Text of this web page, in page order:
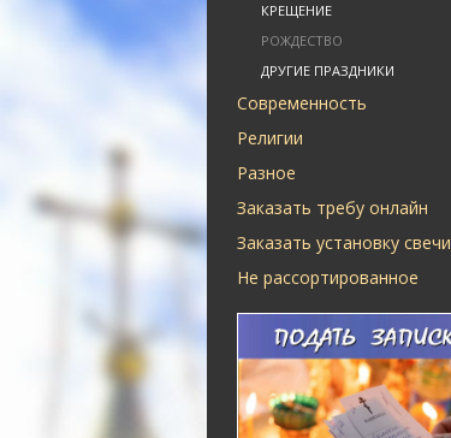
КРЕЩЕНИЕ
РОЖДЕСТВО
ДРУГИЕ ПРАЗДНИКИ
Современность
Религии
Разное
Заказать требу онлайн
Заказать установку свечи
Не рассортированное